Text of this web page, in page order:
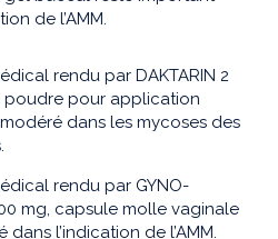
de l’AMM.
rendu par DAKTARIN 2
poudre pour application
dans les mycoses des
rendu par GYNO-
mg, capsule molle vaginale
dans l’indication de l’AMM.